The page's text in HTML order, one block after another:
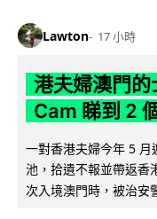
Lawton 17 小時
港夫婦澳門
Cam 睇到 2
一對香港夫婦今年 5
池，拾遺不報並帶返香
次入境澳門時，被治安